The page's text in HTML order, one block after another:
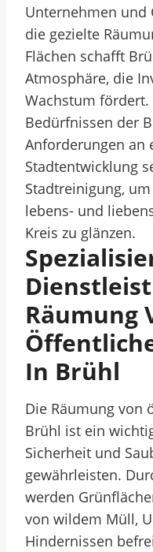
Unternehmen und
die gezielte
Flächen schafft
Atmosphäre, die
Wachstum
Bedürfnissen der
Anforderungen an
Stadtentwicklung
Stadtreinigung,
lebens- und
Kreis zu glänzen.
Räumung
In Brühl
Die Räumung von
Brühl ist ein
Sicherheit und
gewährleisten.
werden
von wildem Müll,
Hindernissen